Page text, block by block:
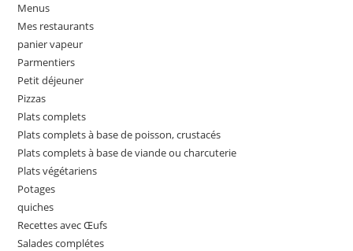
Menus
Mes restaurants
panier vapeur
Parmentiers
Petit déjeuner
Pizzas
Plats complets
Plats complets à base de poisson, crustacés
Plats complets à base de viande ou charcuterie
Plats végétariens
Potages
quiches
Recettes avec Œufs
Salades complétes